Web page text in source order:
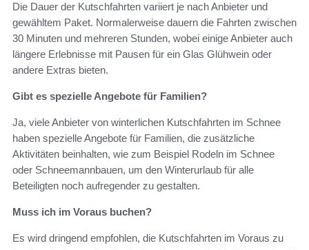
Die Dauer der Kutschfahrten variiert je nach Anbieter und
gewähltem Paket. Normalerweise dauern die Fahrten zwischen
30 Minuten und mehreren Stunden, wobei einige Anbieter auch
längere Erlebnisse mit Pausen für ein Glas Glühwein oder
andere Extras bieten.
Gibt es spezielle Angebote für Familien?
Ja, viele Anbieter von winterlichen Kutschfahrten im Schnee
haben spezielle Angebote für Familien, die zusätzliche
Aktivitäten beinhalten, wie zum Beispiel Rodeln im Schnee
oder Schneemannbauen, um den Winterurlaub für alle
Beteiligten noch aufregender zu gestalten.
Muss ich im Voraus buchen?
Es wird dringend empfohlen, die Kutschfahrten im Voraus zu